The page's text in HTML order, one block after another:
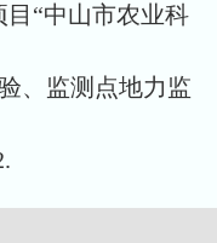
“中山市农业科
、监测点地力监